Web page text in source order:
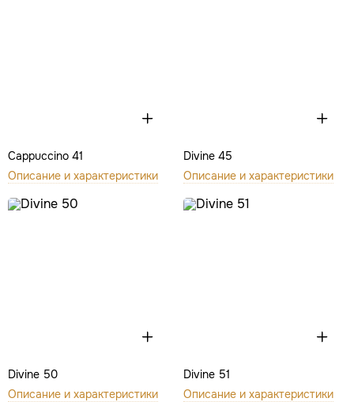
Cappuccino 41
Описание и характеристики
Divine 45
Описание и характеристики
Divine 50
Описание и характеристики
Divine 51
Описание и характеристики